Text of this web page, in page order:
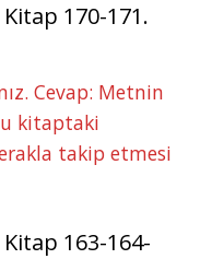
Kitap 170-171.
Cevap: Metnin
kitaptaki
takip etmesi
Kitap 163-164-